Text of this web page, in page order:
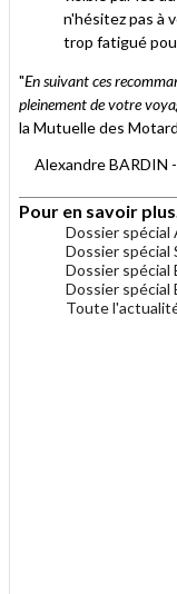
n'hésitez pas à
trop fatigué
"En suivant ces
pleinement de votre
la Mutuelle des
Alexandre BARDIN
Pour en savoir
Dossier spécial
Dossier
Dossier spécial
Dossier spécial
Toute